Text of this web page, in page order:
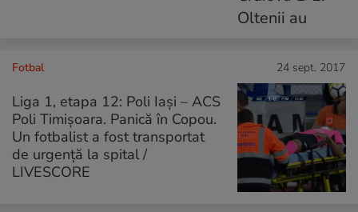
Fotbal 24 sept. 2017
Liga 1, etapa 12: Poli Iași – ACS
Poli Timișoara. Panică în Copou.
Un fotbalist a fost transportat
de urgență la spital /
LIVESCORE